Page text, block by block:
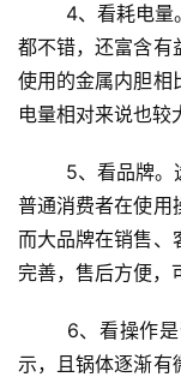
都不错，还富含有
使用的金属内胆相
电量相对来说也较
普通消费者在使用
而大品牌在销售、
完善，售后方便，
示，且锅体逐渐有